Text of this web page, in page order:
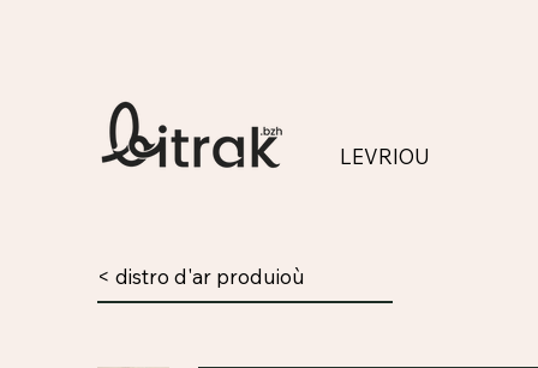
LEVRIOU
< distro d'ar produioù